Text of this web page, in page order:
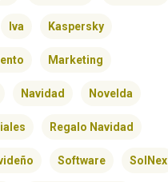
Iva Kaspersky
Marketing
Navidad Novelda
Regalo Navidad
Software SolNex